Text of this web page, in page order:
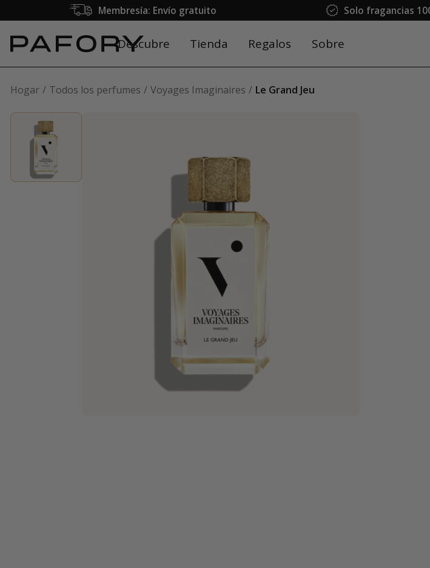
Membresía: Envío gratuito Solo fragancias
Descubre Tienda Regalos Sobre
Hogar Todos los perfumes Voyages Imaginaires Le Grand Jeu